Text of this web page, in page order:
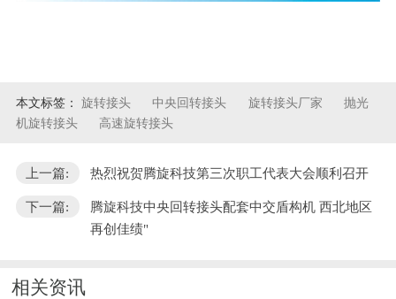
本文标签： 旋转接头 中央回转接头 旋转接头厂家
抛光
机旋转接头
高速旋转接头
上一篇: 热烈祝贺腾旋科技第三次职工代表大会顺利召开
下一篇:
腾旋科技中央回转接头配套中交盾构机 西北地区
再创佳绩"
相关资讯